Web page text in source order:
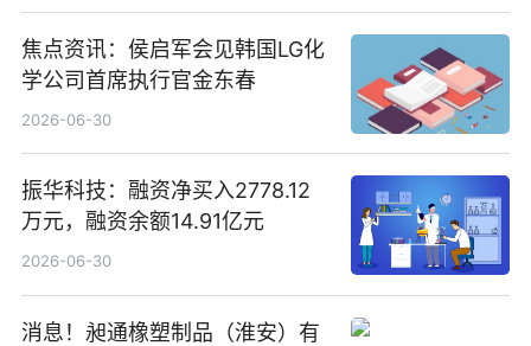
焦点资讯：侯启军会见韩国LG化
学公司首席执行官金东春
2026-06-30
振华科技：融资净买入2778.12
万元，融资余额14.91亿元
2026-06-30
消息！昶通橡塑制品（淮安）有